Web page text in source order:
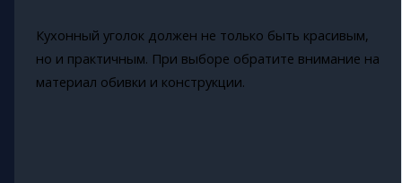
Кухонный уголок должен не только быть красивым,
но и практичным. При выборе обратите внимание на
материал обивки и конструкции.